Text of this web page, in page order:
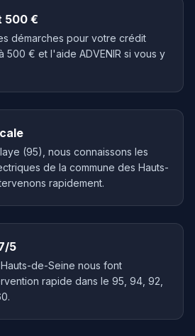
500 €
démarches pour votre crédit
500 € et l'aide ADVENIR si vous y
(95), nous connaissons les
de la commune des Hauts-
rapidement.
5
de-Seine nous font
rapide dans le 95, 94, 92,